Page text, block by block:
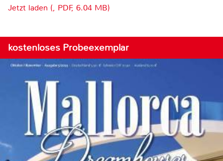
Jetzt laden (, PDF, 6.04 MB)
kostenloses Probeexemplar